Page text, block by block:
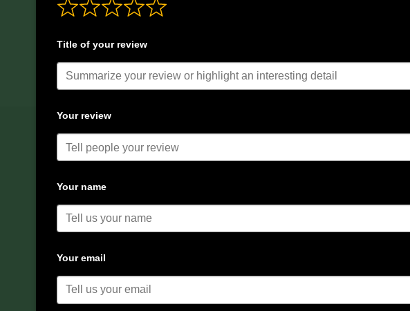
Title of your review
Your review
Your name
Your email